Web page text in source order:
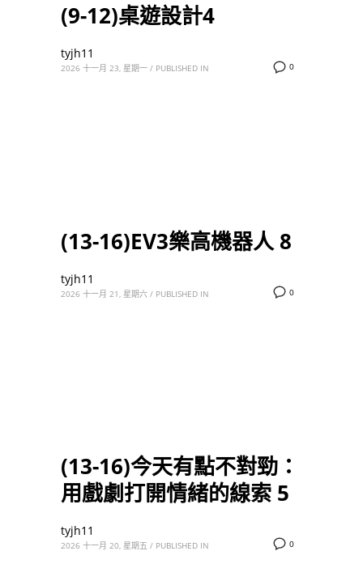
(9-12)桌遊設計4
0
tyjh11
2026 十一月 23, 星期一 / PUBLISHED IN
(13-16)EV3樂高機器人 8
0
tyjh11
2026 十一月 21, 星期六 / PUBLISHED IN
(13-16)今天有點不對勁：
用戲劇打開情緒的線索 5
0
tyjh11
2026 十一月 20, 星期五 / PUBLISHED IN